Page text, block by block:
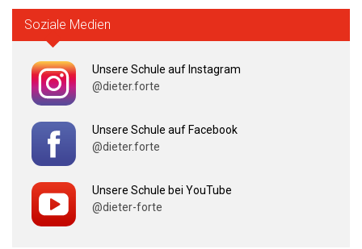
Soziale Medien
Unsere Schule auf Instagram
@dieter.forte
Unsere Schule auf Facebook
@dieter.forte
Unsere Schule bei YouTube
@dieter-forte